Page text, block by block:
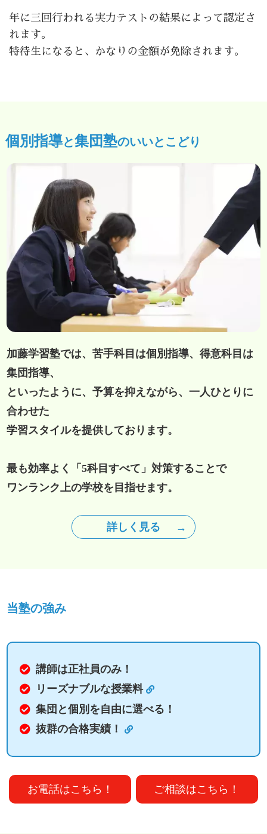
年に三回行われる実力テストの結果によって認定さ
れます。
特待生になると、かなりの金額が免除されます。
個別指導と集団塾のいいとこどり
加藤学習塾では、苦手科目は個別指導、得意科目は
集団指導、
といったように、予算を抑えながら、一人ひとりに
合わせた
学習スタイルを提供しております。
最も効率よく「5科目すべて」対策することで
ワンランク上の学校を目指せます。
詳しく見る
当塾の強み
講師は正社員のみ！
リーズナブルな授業料
集団と個別を自由に選べる！
抜群の合格実績！
お電話はこちら！ ご相談はこちら！